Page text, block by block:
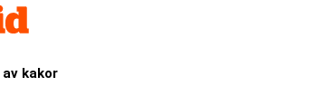
kakor